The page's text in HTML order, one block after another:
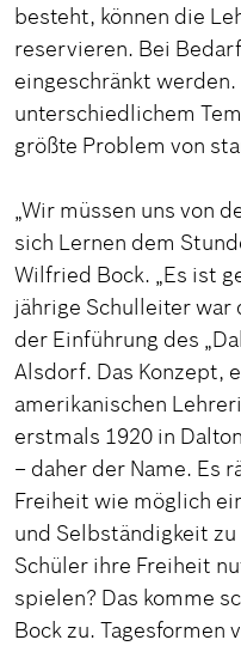
besteht, können die
reservieren. Bei
eingeschränkt werden.
unterschiedlichem
größte Problem von
„Wir müssen uns von
sich Lernen dem
Wilfried Bock. „Es ist
jährige Schulleiter
der Einführung des
Alsdorf. Das Konzept,
amerikanischen
erstmals 1920 in
– daher der Name. Es
Freiheit wie möglich
und Selbständigkeit
Schüler ihre Freiheit
spielen? Das komme
Bock zu. Tagesformen